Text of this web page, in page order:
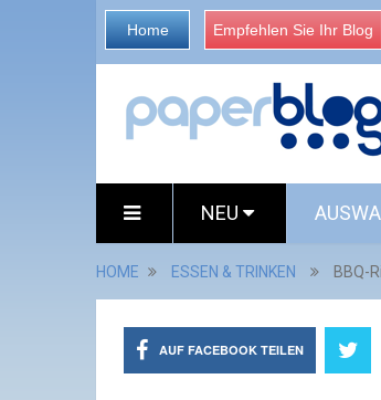
Home Empfehlen Sie Ihr Blog
NEU
HOME ESSEN & TRINKEN BBQ-
AUF FACEBOOK TEILEN